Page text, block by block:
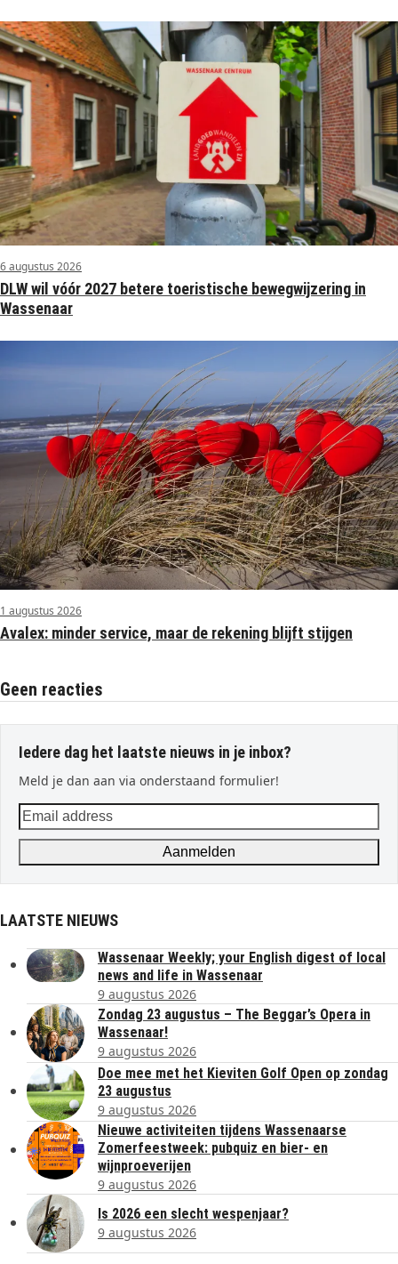
6 augustus 2026
DLW wil vóór 2027 betere toeristische bewegwijzering in
Wassenaar
1 augustus 2026
Avalex: minder service, maar de rekening blijft stijgen
Geen reacties
Iedere dag het laatste nieuws in je inbox?
Meld je dan aan via onderstaand formulier!
Email
address
Aanmelden
LAATSTE NIEUWS
Wassenaar Weekly; your English digest of local
news and life in Wassenaar
9 augustus 2026
Zondag 23 augustus – The Beggar’s Opera in
Wassenaar!
9 augustus 2026
Doe mee met het Kieviten Golf Open op zondag
23 augustus
9 augustus 2026
Nieuwe activiteiten tijdens Wassenaarse
Zomerfeestweek: pubquiz en bier- en
wijnproeverijen
9 augustus 2026
Is 2026 een slecht wespenjaar?
9 augustus 2026